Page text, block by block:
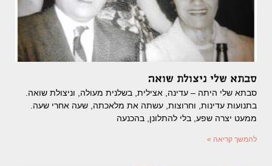
סבתא שלי ניצולת שואה
סבתא שלי היתה – עדינה, אצילית, בשלנית מעולה, וניצולת שואה.
בתנועות עדינות, וחרוצות, עשתה את מלאכתה, שעה אחרי שעה.
ממעט יצרה שפע, בלי להתלונן, בהכנעה
להמשך קריאה »